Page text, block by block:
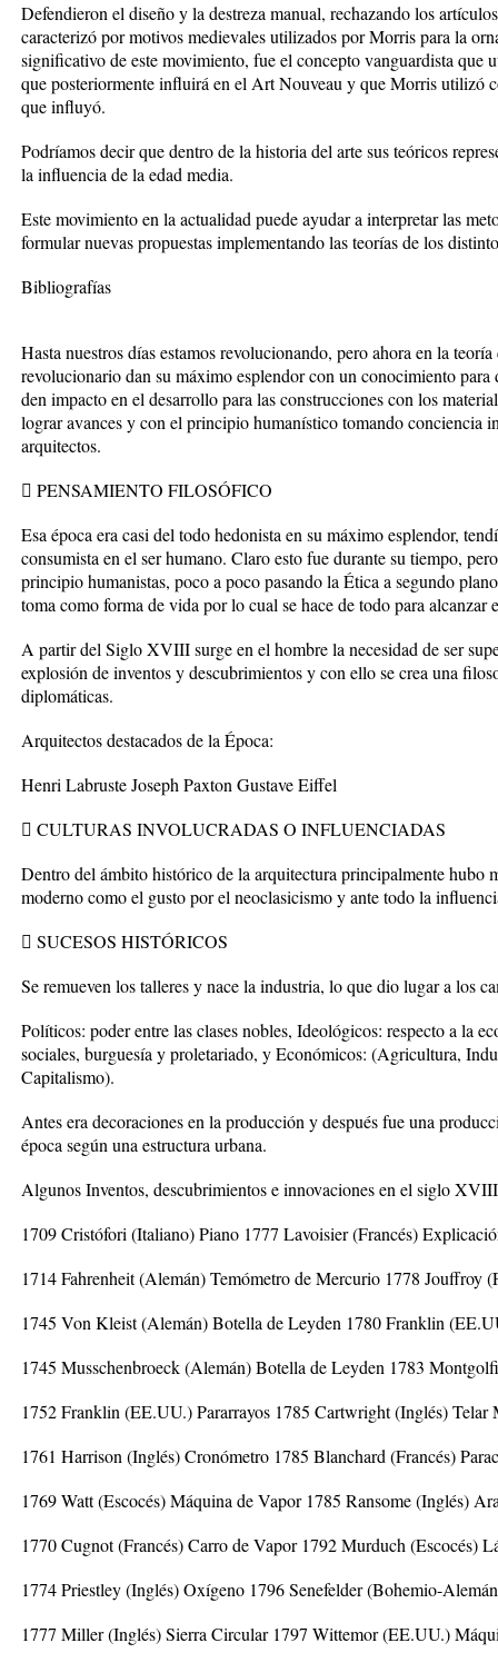
Defendieron el diseño y la destreza manual, rechazando los
caracterizó por motivos medievales utilizados por Morris para la
significativo de este movimiento, fue el concepto vanguardista que
que posteriormente influirá en el Art Nouveau y que Morris utilizó
que influyó.
Podríamos decir que dentro de la historia del arte sus teóricos
la influencia de la edad media.
Este movimiento en la actualidad puede ayudar a interpretar las
formular nuevas propuestas implementando las teorías de los
Bibliografías
Hasta nuestros días estamos revolucionando, pero ahora en la
revolucionario dan su máximo esplendor con un conocimiento para
den impacto en el desarrollo para las construcciones con los
lograr avances y con el principio humanístico tomando conciencia
arquitectos.
 PENSAMIENTO FILOSÓFICO
Esa época era casi del todo hedonista en su máximo esplendor,
consumista en el ser humano. Claro esto fue durante su tiempo,
principio humanistas, poco a poco pasando la Ética a segundo
toma como forma de vida por lo cual se hace de todo para
A partir del Siglo XVIII surge en el hombre la necesidad de ser
explosión de inventos y descubrimientos y con ello se crea una
diplomáticas.
Arquitectos destacados de la Época:
Henri Labruste Joseph Paxton Gustave Eiffel
 CULTURAS INVOLUCRADAS O INFLUENCIADAS
Dentro del ámbito histórico de la arquitectura principalmente hubo
moderno como el gusto por el neoclasicismo y ante todo la
 SUCESOS HISTÓRICOS
Se remueven los talleres y nace la industria, lo que dio lugar a los
Políticos: poder entre las clases nobles, Ideológicos: respecto a la
sociales, burguesía y proletariado, y Económicos: (Agricultura,
Capitalismo).
Antes era decoraciones en la producción y después fue una
época según una estructura urbana.
Algunos Inventos, descubrimientos e innovaciones en el siglo XVIII
1709 Cristófori (Italiano) Piano 1777 Lavoisier (Francés)
1714 Fahrenheit (Alemán) Temómetro de Mercurio 1778 Jouffroy
1745 Von Kleist (Alemán) Botella de Leyden 1780 Franklin
1745 Musschenbroeck (Alemán) Botella de Leyden 1783
1752 Franklin (EE.UU.) Pararrayos 1785 Cartwright (Inglés) Telar
1761 Harrison (Inglés) Cronómetro 1785 Blanchard (Francés)
1769 Watt (Escocés) Máquina de Vapor 1785 Ransome (Inglés)
1770 Cugnot (Francés) Carro de Vapor 1792 Murduch (Escocés)
1774 Priestley (Inglés) Oxígeno 1796 Senefelder (Bohemio-
1777 Miller (Inglés) Sierra Circular 1797 Wittemor (EE.UU.)